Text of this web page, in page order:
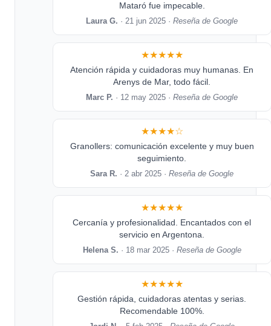
Mataró fue impecable.
Laura G. · 21 jun 2025 ·Reseña de Google
★★★★★
Atención rápida y cuidadoras muy humanas. En
Arenys de Mar, todo fácil.
Marc P. · 12 may 2025 ·Reseña de Google
★★★★☆
Granollers: comunicación excelente y muy buen
seguimiento.
Sara R. · 2 abr 2025 ·Reseña de Google
★★★★★
Cercanía y profesionalidad. Encantados con el
servicio en Argentona.
Helena S. · 18 mar 2025 · Reseña de Google
★★★★★
Gestión rápida, cuidadoras atentas y serias.
Recomendable 100%.